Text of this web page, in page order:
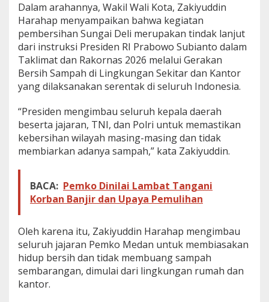
y
u
d
i
n
H
r
a
h
a
p
e
r
a
a
n
B
e
r
Dalam arahannya, Wakil Wali Kota, Zakiyuddin
Harahap menyampaikan bahwa kegiatan
pembersihan Sungai Deli merupakan tindak lanjut
dari instruksi Presiden RI Prabowo Subianto dalam
Taklimat dan Rakornas 2026 melalui Gerakan
Bersih Sampah di Lingkungan Sekitar dan Kantor
yang dilaksanakan serentak di seluruh Indonesia.
“Presiden mengimbau seluruh kepala daerah
beserta jajaran, TNI, dan Polri untuk memastikan
kebersihan wilayah masing-masing dan tidak
membiarkan adanya sampah,” kata Zakiyuddin.
BACA: Pemko Dinilai Lambat Tangani
Korban Banjir dan Upaya Pemulihan
Oleh karena itu, Zakiyuddin Harahap mengimbau
seluruh jajaran Pemko Medan untuk membiasakan
hidup bersih dan tidak membuang sampah
sembarangan, dimulai dari lingkungan rumah dan
kantor.